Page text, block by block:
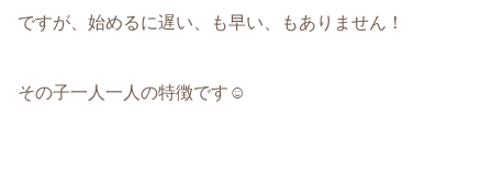
ですが、始めるに遅い、も早い、もありません！
その子一人一人の特徴です☺︎